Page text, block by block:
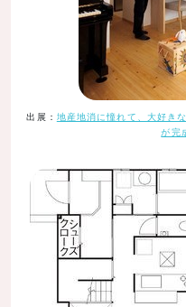
出展： 地産地消に憧れて、大好き
が完